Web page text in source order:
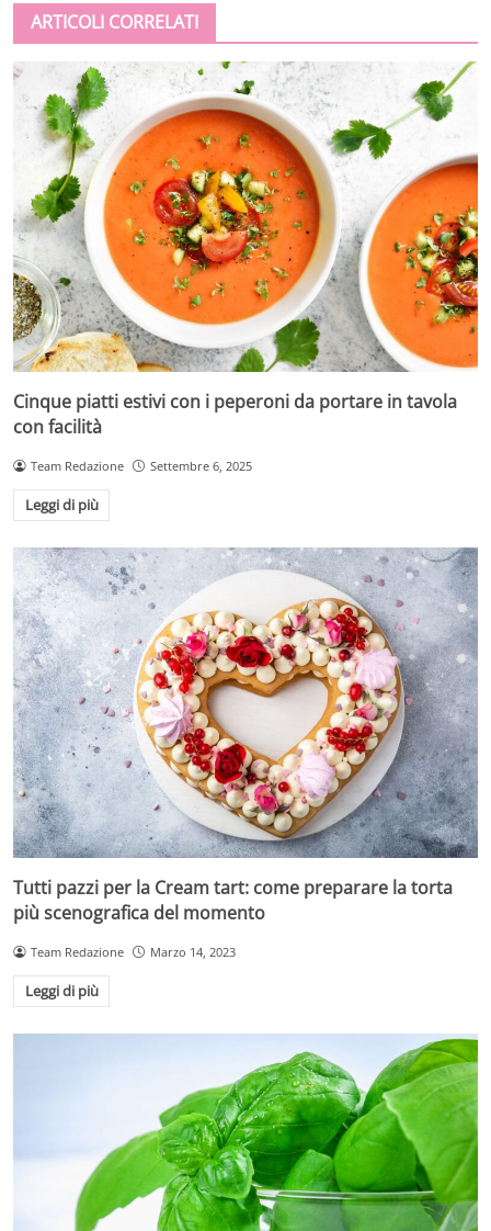
ARTICOLI CORRELATI
Cinque piatti estivi con i peperoni da portare in tavola
con facilità
Team Redazione Settembre 6, 2025
Leggi di più
Tutti pazzi per la Cream tart: come preparare la torta
più scenografica del momento
Team Redazione Marzo 14, 2023
Leggi di più